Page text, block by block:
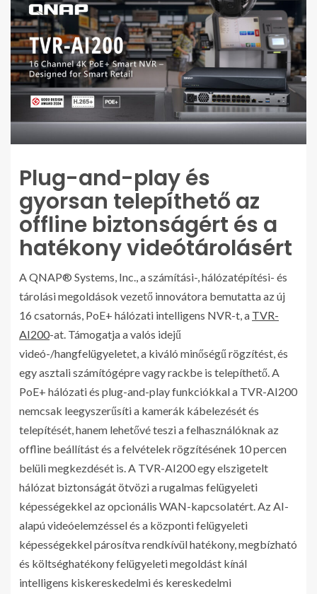
Plug-and-play és
gyorsan telepíthető az
offline biztonságért és a
hatékony videótárolásért
A QNAP® Systems, Inc., a számítási-, hálózatépítési- és
tárolási megoldások vezető innovátora bemutatta az új
16 csatornás, PoE+ hálózati intelligens NVR-t, a TVR-
AI200-at. Támogatja a valós idejű
videó-/hangfelügyeletet, a kiváló minőségű rögzítést, és
egy asztali számítógépre vagy rackbe is telepíthető. A
PoE+ hálózati és plug-and-play funkciókkal a TVR-AI200
nemcsak leegyszerűsíti a kamerák kábelezését és
telepítését, hanem lehetővé teszi a felhasználóknak az
offline beállítást és a felvételek rögzítésének 10 percen
belüli megkezdését is. A TVR-AI200 egy elszigetelt
hálózat biztonságát ötvözi a rugalmas felügyeleti
képességekkel az opcionális WAN-kapcsolatért. Az AI-
alapú videóelemzéssel és a központi felügyeleti
képességekkel párosítva rendkívül hatékony, megbízható
és költséghatékony felügyeleti megoldást kínál
intelligens kiskereskedelmi és kereskedelmi